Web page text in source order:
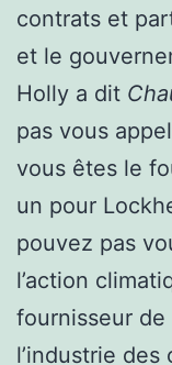
contrats et
et le
Holly a dit
pas vous
vous êtes le
un pour
pouvez pas
l’action
fournisseur
l’industrie